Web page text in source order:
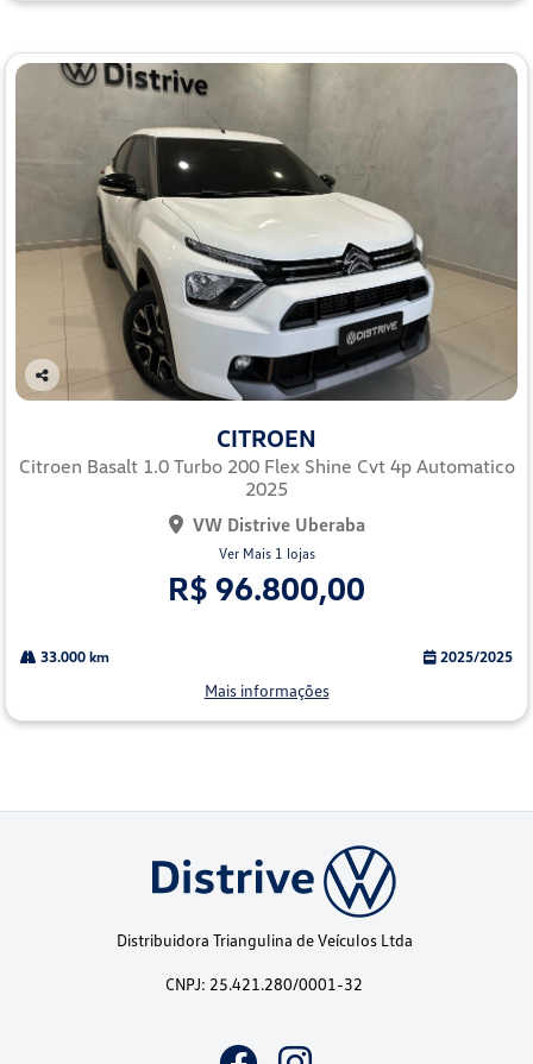
Co
lhe
CITROEN
Citroen Basalt 1.0 Turbo 200 Flex Shine Cvt 4p Automatico
2025
VW Distrive Uberaba
Ver Mais 1 lojas
R$ 96.800,00
33.000 km 2025/2025
Mais informações
Distribuidora Triangulina de Veículos Ltda
CNPJ: 25.421.280/0001-32